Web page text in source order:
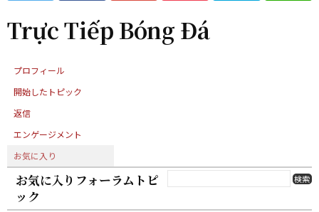
プ
ム
Trực Tiếp Bóng Đá
プロフィール
開始したトピック
返信
エンゲージメント
お気に入り
お気に入りフォーラムトピ
ック